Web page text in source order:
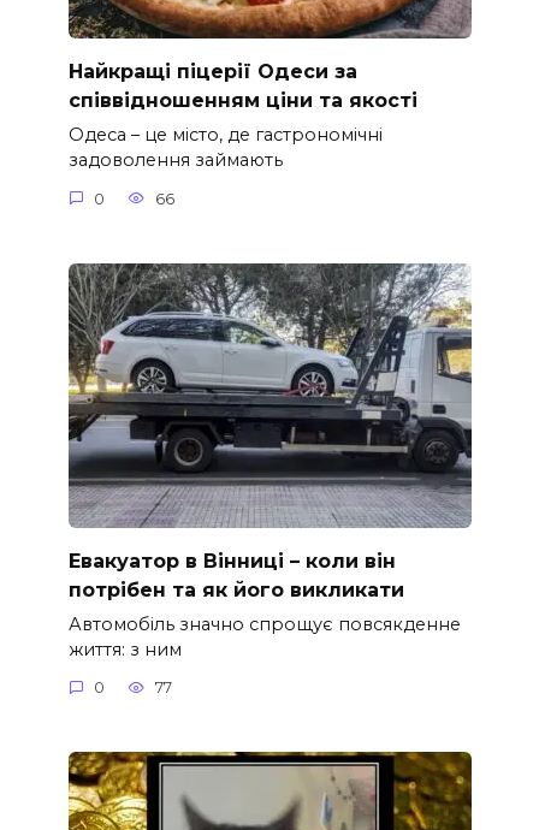
Найкращі піцерії Одеси за
співвідношенням ціни та якості
Одеса – це місто, де гастрономічні
задоволення займають
0 66
Евакуатор в Вінниці – коли він
потрібен та як його викликати
Автомобіль значно спрощує повсякденне
життя: з ним
0 77